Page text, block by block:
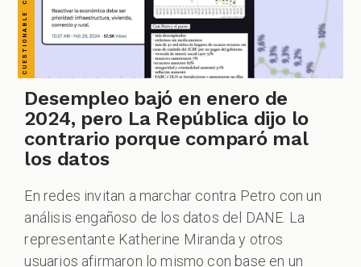
Desempleo bajó en enero de
2024, pero La República dijo lo
contrario porque comparó mal
los datos
En redes invitan a marchar contra Petro con un
análisis engañoso de los datos del DANE. La
representante Katherine Miranda y otros
usuarios afirmaron lo mismo con base en un